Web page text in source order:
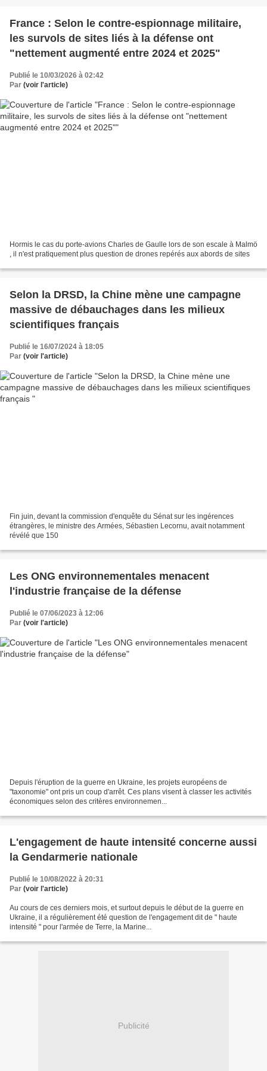
France : Selon le contre-espionnage militaire,
les survols de sites liés à la défense ont
"nettement augmenté entre 2024 et 2025"
Publié le 10/03/2026 à 02:42
Par (voir l'article)
Hormis le cas du porte-avions Charles de Gaulle lors de son escale à Malmö
, il n'est pratiquement plus question de drones repérés aux abords de sites
Selon la DRSD, la Chine mène une campagne
massive de débauchages dans les milieux
scientifiques français
Publié le 16/07/2024 à 18:05
Par (voir l'article)
Fin juin, devant la commission d'enquête du Sénat sur les ingérences
étrangères, le ministre des Armées, Sébastien Lecornu, avait notamment
révélé que 150
Les ONG environnementales menacent
l'industrie française de la défense
Publié le 07/06/2023 à 12:06
Par (voir l'article)
Depuis l'éruption de la guerre en Ukraine, les projets européens de
"taxonomie" ont pris un coup d'arrêt. Ces plans visent à classer les activités
économiques selon des critères environnemen...
L'engagement de haute intensité concerne aussi
la Gendarmerie nationale
Publié le 10/08/2022 à 20:31
Par (voir l'article)
Au cours de ces derniers mois, et surtout depuis le début de la guerre en
Ukraine, il a régulièrement été question de l'engagement dit de " haute
intensité " pour l'armée de Terre, la Marine...
Publicité